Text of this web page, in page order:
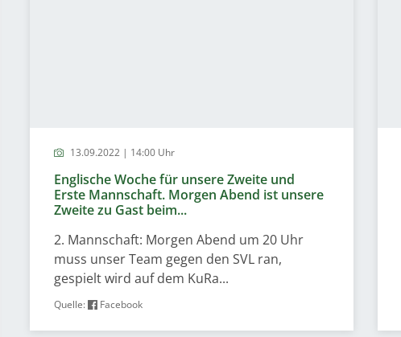
13.09.2022 | 14:00 Uhr
Englische Woche für unsere Zweite und
Erste Mannschaft. Morgen Abend ist unsere
Zweite zu Gast beim...
2. Mannschaft: Morgen Abend um 20 Uhr
muss unser Team gegen den SVL ran,
gespielt wird auf dem KuRa...
Quelle: Facebook